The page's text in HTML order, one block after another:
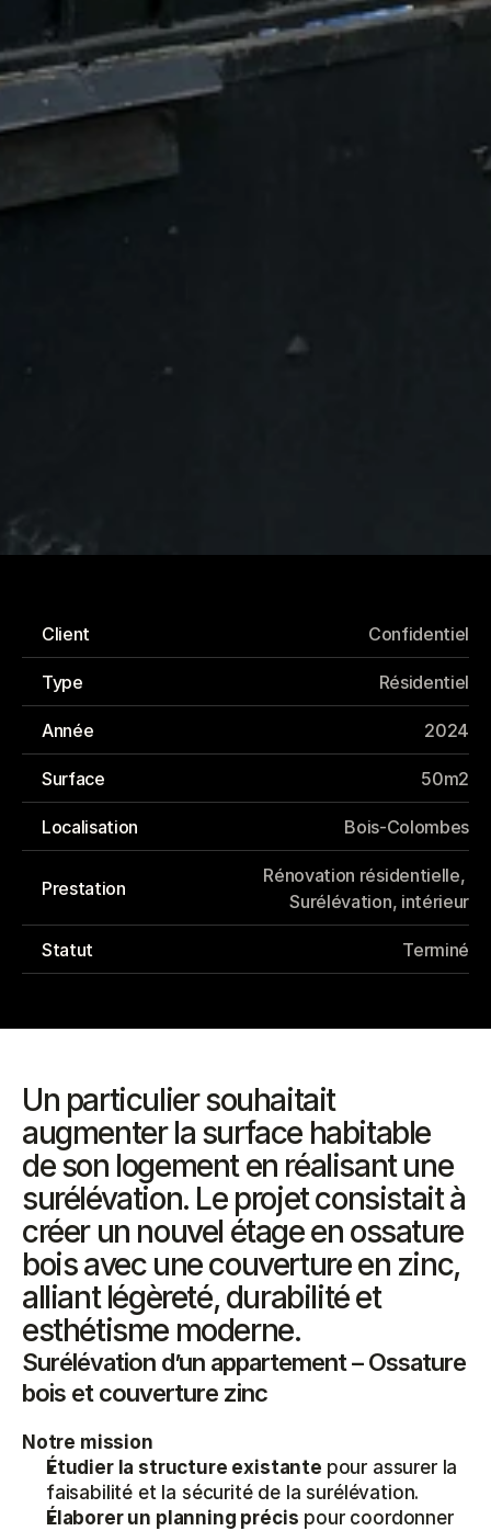
Client Confidentiel
Type Résidentiel
Année 2024
Surface 50m2
Localisation Bois-Colombes
Prestation
Rénovation résidentielle,
Surélévation, intérieur
Statut Terminé
Un particulier souhaitait
augmenter la surface habitable
de son logement en réalisant une
surélévation. Le projet consistait à
créer un nouvel étage en ossature
bois avec une couverture en zinc,
alliant légèreté, durabilité et
esthétisme moderne.
Surélévation d’un appartement – Ossature
bois et couverture zinc
Notre mission
Étudier la structure existante pour assurer la
faisabilité et la sécurité de la surélévation.
Élaborer un planning précis pour coordonner